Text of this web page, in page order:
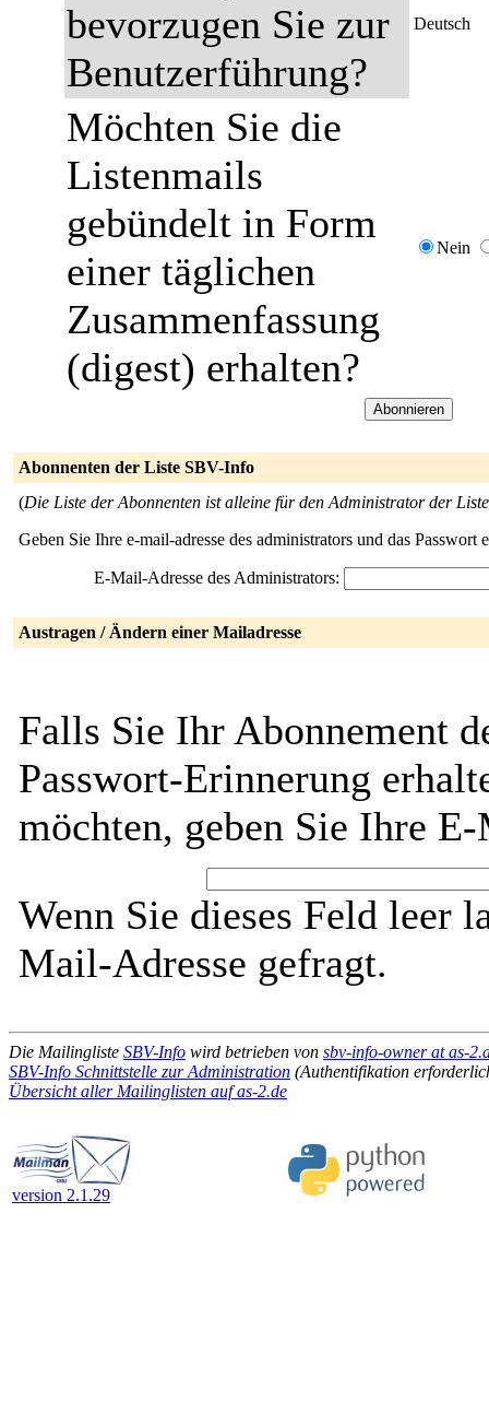
bevorzugen Sie zur
Benutzerführung?
Deutsch
Möchten Sie die
Listenmails
gebündelt in Form
einer täglichen
Zusammenfassung
(digest) erhalten?
Nein
Abonnenten der Liste SBV-Info
(Die Liste der Abonnenten ist alleine für den Administrator der
Geben Sie Ihre e-mail-adresse des administrators und das
E-Mail-Adresse des Administrators:
Austragen / Ändern einer Mailadresse
Falls Sie Ihr Abonnement
Passwort-Erinnerung
möchten, geben Sie Ihre
Wenn Sie dieses Feld leer
Mail-Adresse gefragt.
Die Mailingliste SBV-Info wird betrieben von sbv-info-owner at as-
SBV-Info Schnittstelle zur Administration (Authentifikation
Übersicht aller Mailinglisten auf as-2.de
version 2.1.29